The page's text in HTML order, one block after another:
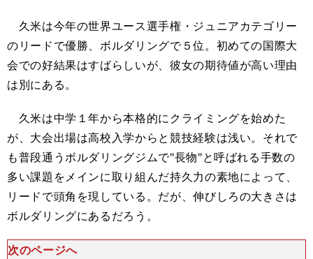
久米は今年の世界ユース選手権・ジュニアカテゴリー
のリードで優勝、ボルダリングで５位。初めての国際大
会での好結果はすばらしいが、彼女の期待値が高い理由
は別にある。
久米は中学１年から本格的にクライミングを始めた
が、大会出場は高校入学からと競技経験は浅い。それで
も普段通うボルダリングジムで"長物"と呼ばれる手数の
多い課題をメインに取り組んだ持久力の素地によって、
リードで頭角を現している。だが、伸びしろの大きさは
ボルダリングにあるだろう。
次のページへ